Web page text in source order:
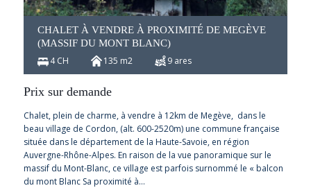
CHALET À VENDRE À PROXIMITÉ DE MEGÈVE
(MASSIF DU MONT BLANC)
4 CH 135 m2 9 ares
Prix sur demande
Chalet, plein de charme, à vendre à 12km de Megève, dans le
beau village de Cordon, (alt. 600-2520m) une commune française
située dans le département de la Haute-Savoie, en région
Auvergne-Rhône-Alpes. En raison de la vue panoramique sur le
massif du Mont-Blanc, ce village est parfois surnommé le « balcon
du mont Blanc Sa proximité à…